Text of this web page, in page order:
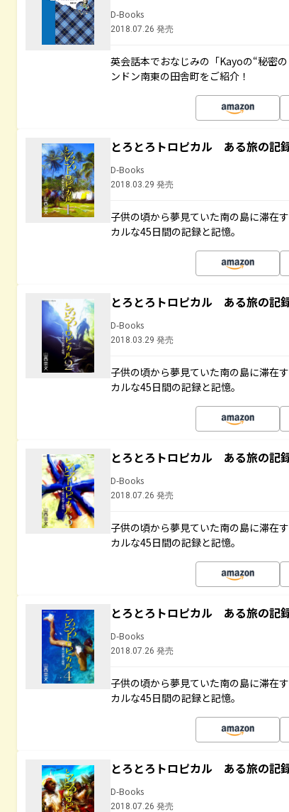
D-Books
2018.07.26 発売
英会話本でおなじみの「Kayoの“秘密
ンドン南東の田舎町をご紹介！
とろとろトロピカル ある旅の記
D-Books
2018.03.29 発売
子供の頃から夢見ていた南の島に滞在
カルな45日間の記録と記憶。
とろとろトロピカル ある旅の記
D-Books
2018.03.29 発売
子供の頃から夢見ていた南の島に滞在
カルな45日間の記録と記憶。
とろとろトロピカル ある旅の記
D-Books
2018.07.26 発売
子供の頃から夢見ていた南の島に滞在
カルな45日間の記録と記憶。
とろとろトロピカル ある旅の記
D-Books
2018.07.26 発売
子供の頃から夢見ていた南の島に滞在
カルな45日間の記録と記憶。
とろとろトロピカル ある旅の記
D-Books
2018.07.26 発売